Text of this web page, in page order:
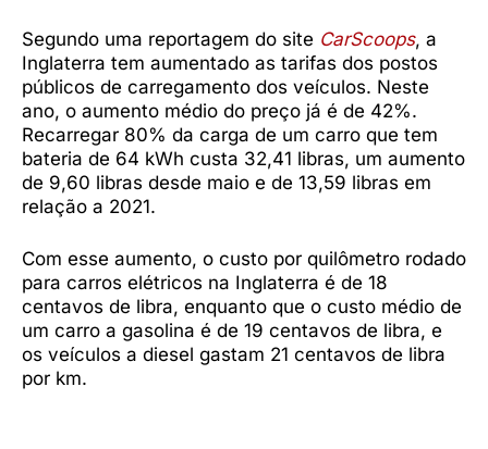
Segundo uma reportagem do site CarScoops, a
Inglaterra tem aumentado as tarifas dos postos
públicos de carregamento dos veículos. Neste
ano, o aumento médio do preço já é de 42%.
Recarregar 80% da carga de um carro que tem
bateria de 64 kWh custa 32,41 libras, um aumento
de 9,60 libras desde maio e de 13,59 libras em
relação a 2021.
Com esse aumento, o custo por quilômetro rodado
para carros elétricos na Inglaterra é de 18
centavos de libra, enquanto que o custo médio de
um carro a gasolina é de 19 centavos de libra, e
os veículos a diesel gastam 21 centavos de libra
por km.